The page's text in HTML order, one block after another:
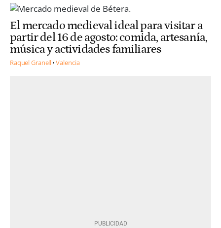
El mercado medieval ideal para visitar a
partir del 16 de agosto: comida, artesanía,
música y actividades familiares
Raquel Granell Valencia